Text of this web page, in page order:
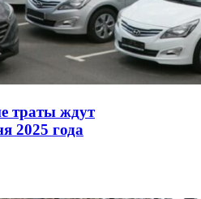
траты ждут
2025 года